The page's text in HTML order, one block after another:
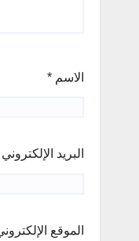
الاسم *
البريد الإلكتروني
الموقع